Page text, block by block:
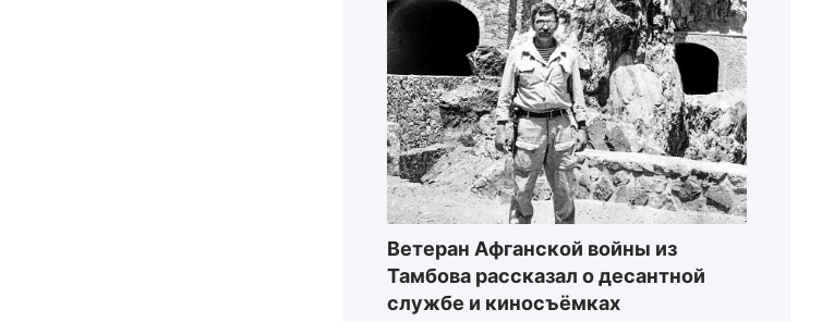
Ветеран Афганской войны из
Тамбова рассказал о десантной
службе и киносъёмках